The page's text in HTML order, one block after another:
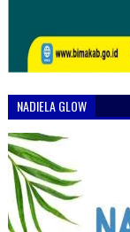
NADIELA GLOW